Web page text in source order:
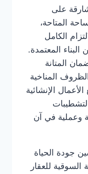
على
المتاحة،
الكامل
المعتمدة.
المتانة
المناخية
الإنشائية
وعملية في آن
جودة الحياة
للعقار